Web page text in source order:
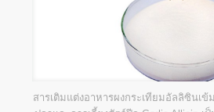
สารเติมแต่งอาหารผงกระเทียมอัลลิซินเ